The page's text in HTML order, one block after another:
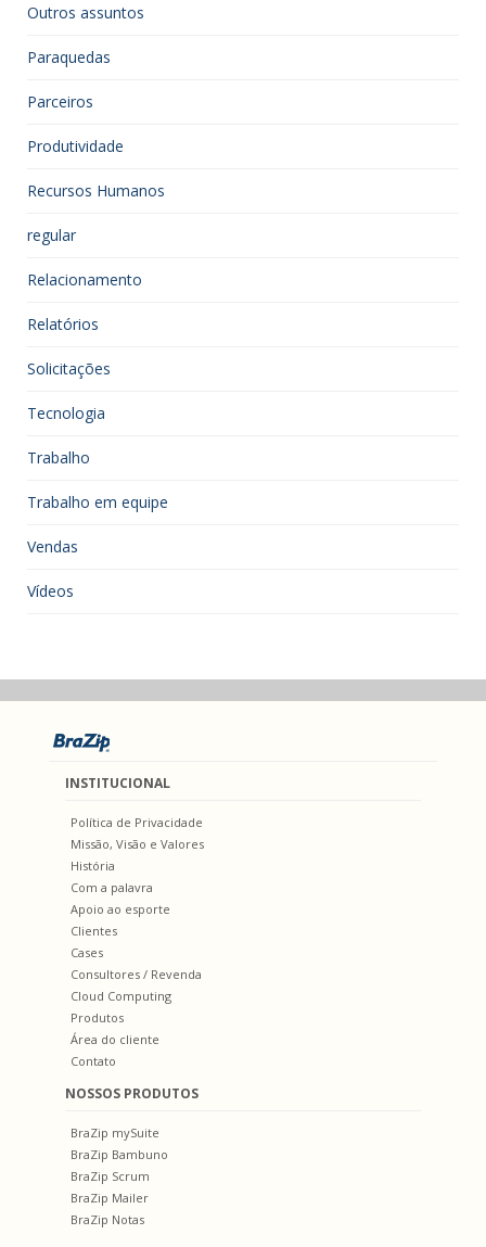
Outros assuntos
Paraquedas
Parceiros
Produtividade
Recursos Humanos
regular
Relacionamento
Relatórios
Solicitações
Tecnologia
Trabalho
Trabalho em equipe
Vendas
Vídeos
INSTITUCIONAL
Política de Privacidade
Missão, Visão e Valores
História
Com a palavra
Apoio ao esporte
Clientes
Cases
Consultores / Revenda
Cloud Computing
Produtos
Área do cliente
Contato
NOSSOS PRODUTOS
BraZip mySuite
BraZip Bambuno
BraZip Scrum
BraZip Mailer
BraZip Notas